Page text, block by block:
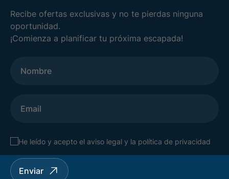
Recibe ofertas exclusivas y no te pierdas ninguna
oportunidad.
¡Comienza a planificar tu próxima escapada!
Enviar
He leído y acepto el aviso legal y la política de privacidad